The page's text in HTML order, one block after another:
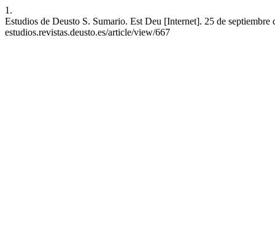
1.
Estudios de Deusto S. Sumario. Est Deu [Internet]. 25 de
estudios.revistas.deusto.es/article/view/667